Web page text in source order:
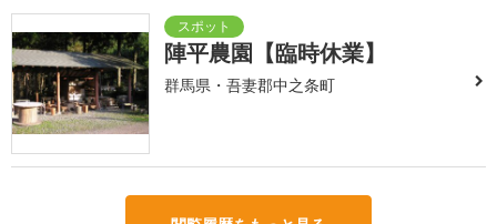
陣平農園【臨時休業】
群馬県・吾妻郡中之条町